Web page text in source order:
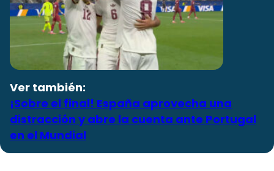
Ver también:
¡Sobre el final! España aprovecha una
distracción y abre la cuenta ante Portugal
en el Mundial